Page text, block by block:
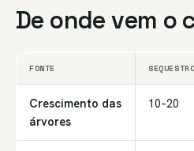
De onde vem o
FONTE
Crescimento das
árvores
10–20